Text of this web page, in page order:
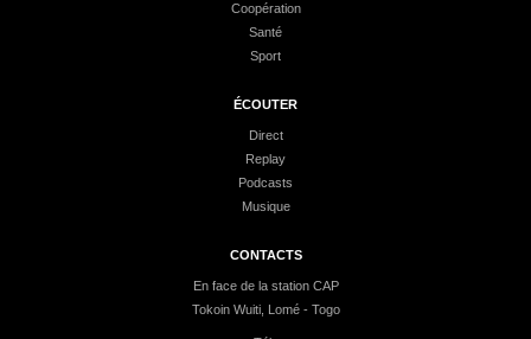
Coopération
Santé
Sport
ÉCOUTER
Direct
Replay
Podcasts
Musique
CONTACTS
En face de la station CAP
Tokoin Wuiti, Lomé - Togo